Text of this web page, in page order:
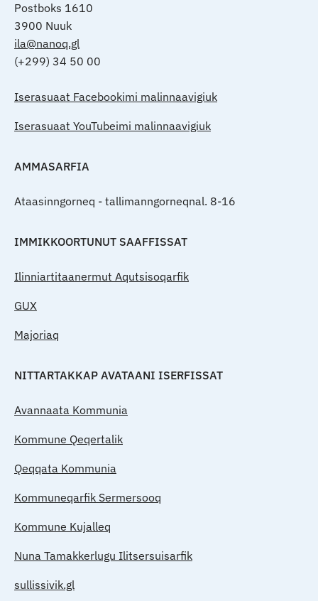
Postboks 1610
3900 Nuuk
ila@nanoq.gl
(+299) 34 50 00
Iserasuaat Facebookimi malinnaavigiuk
Iserasuaat YouTubeimi malinnaavigiuk
AMMASARFIA
Ataasinngorneq - tallimanngorneqnal. 8-16
IMMIKKOORTUNUT SAAFFISSAT
Ilinniartitaanermut Aqutsisoqarfik
GUX
Majoriaq
NITTARTAKKAP AVATAANI ISERFISSAT
Avannaata Kommunia
Kommune Qeqertalik
Qeqqata Kommunia
Kommuneqarfik Sermersooq
Kommune Kujalleq
Nuna Tamakkerlugu Ilitsersuisarfik
sullissivik.gl